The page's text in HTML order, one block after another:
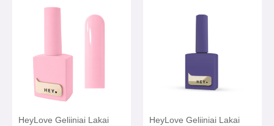
HeyLove Geliiniai Lakai HeyLove Geliiniai Lakai